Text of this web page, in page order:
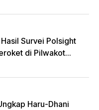
Survei Polsight
di Pilwakot
Haru-Dhani